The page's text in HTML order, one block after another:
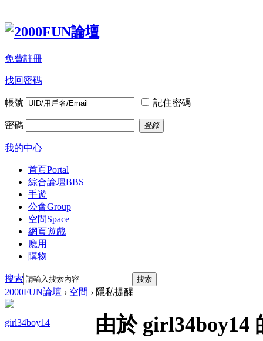
免費註冊
找回密碼
帳號 記住密碼
密碼 登錄
我的中心
首頁Portal
綜合論壇BBS
手遊
公會Group
空間Space
網頁遊戲
應用
購物
搜索 搜索
2000FUN論壇 › 空間 › 隱私提醒
girl34boy14
由於 girl34boy14